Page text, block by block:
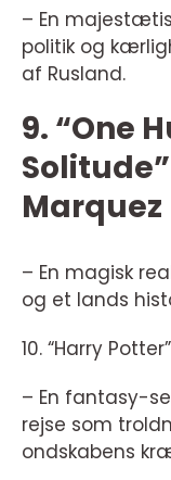
– En
politik og
af Rusland.
9. “One
Marquez
– En magisk
og et lands
10. “Harry
– En fantasy-
rejse som
ondskabens